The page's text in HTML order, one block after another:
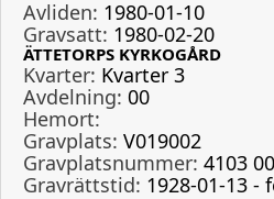
Avliden: 1980-01-10
Gravsatt: 1980-02-20
ÄTTETORPS KYRKOGÅRD
Kvarter: Kvarter 3
Avdelning: 00
Hemort:
Gravplats: V019002
Gravplatsnummer: 4103
Gravrättstid: 1928-01-13 -